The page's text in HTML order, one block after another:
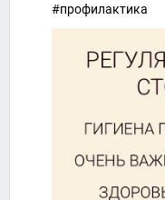
#профилактика